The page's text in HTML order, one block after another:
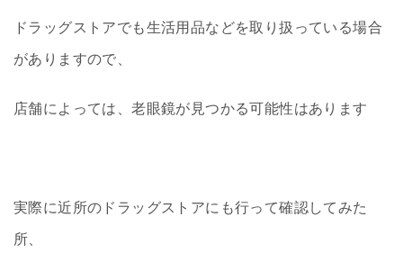
ドラッグストアでも生活用品などを取り扱っている場合
がありますので、
店舗によっては、老眼鏡が見つかる可能性はあります
実際に近所のドラッグストアにも行って確認してみた
所、